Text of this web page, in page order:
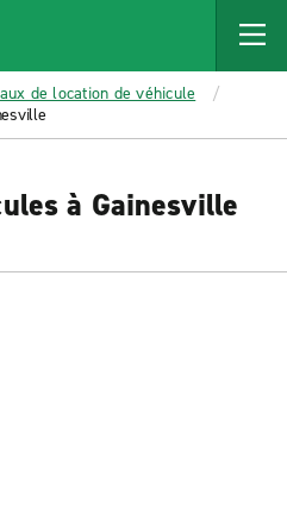
de location de véhicule
à Gainesville